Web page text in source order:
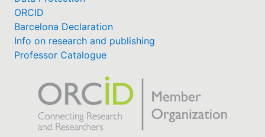
ORCID
Barcelona Declaration
Info on research and publishing
Professor Catalogue